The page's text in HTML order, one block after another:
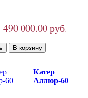
490 000.00 руб.
Катер
Аллюр-60